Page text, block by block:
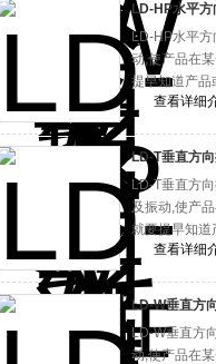
LD-HP水平
LD-HP水平
动,使产品在
提早知道产品
查看详细
LD-T垂直方
LD-T垂直方
及振动,使产
就要提早知道
查看详细
LD-W垂直方
LD-W垂直方
动,使产品在